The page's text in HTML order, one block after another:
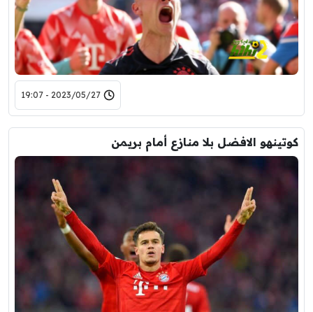
2023/05/27 - 19:07
كوتينهو الافضل بلا منازع أمام بريمن